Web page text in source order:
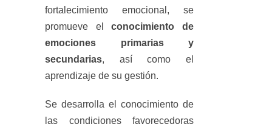
fortalecimiento emocional, se
promueve elconocimiento de
emociones primarias y
secundarias, así como el
aprendizaje de su gestión.
Se desarrolla el conocimiento de
las condiciones favorecedoras